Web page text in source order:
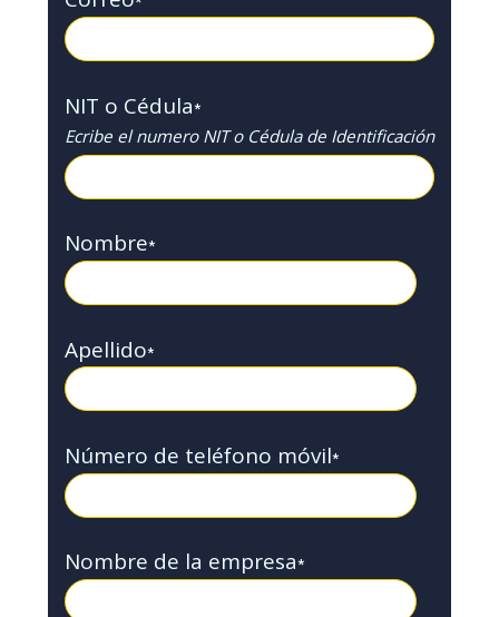
NIT o Cédula*
Ecribe el numero NIT o Cédula de Identificación
Nombre*
Apellido*
Número de teléfono móvil*
Nombre de la empresa*